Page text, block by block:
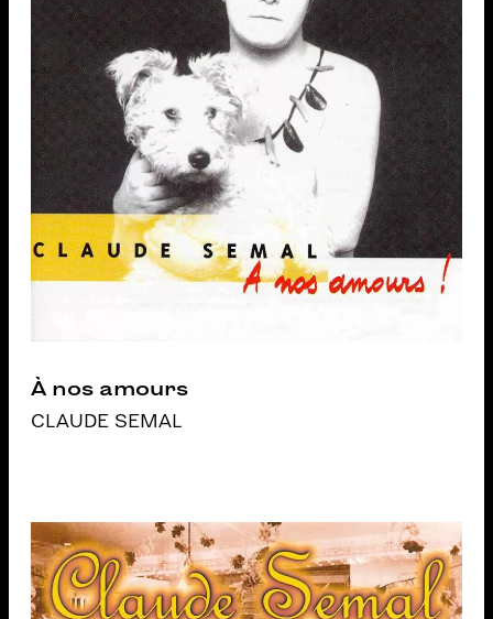
À nos amours
CLAUDE SEMAL